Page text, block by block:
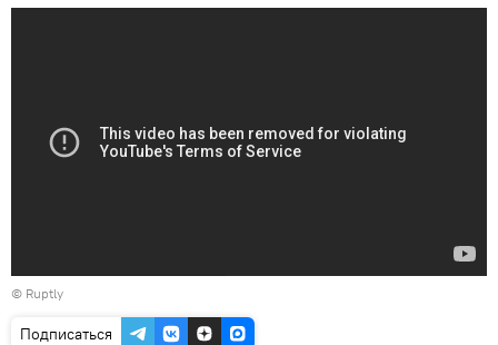
© Ruptly
Подписаться